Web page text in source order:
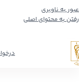
عبور به ناوبری
رفتن به محتوای اصلی